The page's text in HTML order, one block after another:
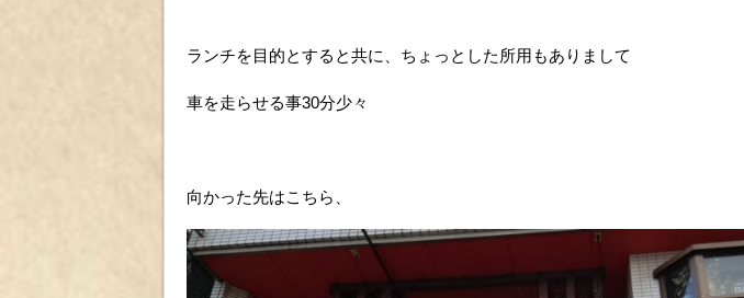
ランチを目的とすると共に、ちょっとした所用もありまして
車を走らせる事30分少々
向かった先はこちら、